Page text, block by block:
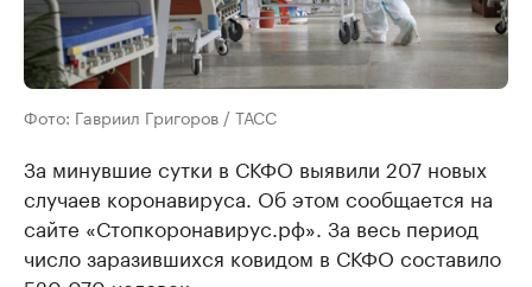
Фото: Гавриил Григоров / ТАСС
За минувшие сутки в СКФО выявили 207 новых
случаев коронавируса. Об этом сообщается на
сайте «Стопкоронавирус.рф». За весь период
число заразившихся ковидом в СКФО составило